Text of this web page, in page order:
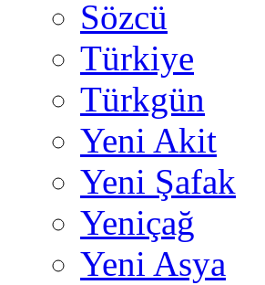
Sözcü
Türkiye
Türkgün
Yeni Akit
Yeni Şafak
Yeniçağ
Yeni Asya